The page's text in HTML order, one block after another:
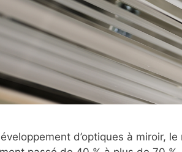
d’optiques à miroir,